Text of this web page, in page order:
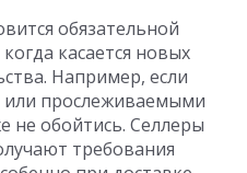
обязательной
касается новых
Например, если
или прослеживаемыми
не обойтись. Селлеры
требования